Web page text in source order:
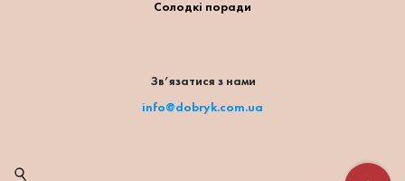
Солодкі поради
Зв’язатися з нами
info@dobryk.com.ua